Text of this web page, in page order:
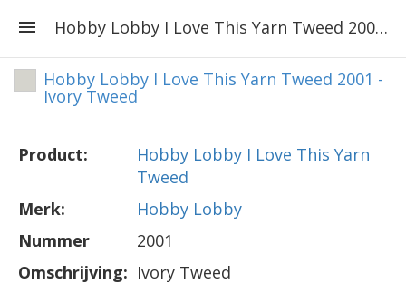
Hobby Lobby I Love This Yarn Tweed 2001 - Ivory Tweed
Hobby Lobby I Love This Yarn Tweed 2001 -
Ivory Tweed
Product:
Hobby Lobby I Love This Yarn
Tweed
Merk:
Hobby Lobby
Nummer
2001
Omschrijving: Ivory Tweed